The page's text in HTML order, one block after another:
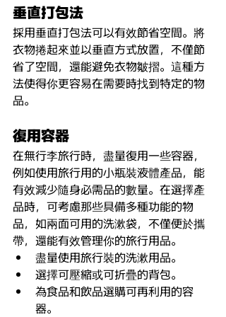
垂直打包法
採用垂直打包法可以有效節省空間。將
衣物捲起來並以垂直方式放置，不僅節
省了空間，還能避免衣物皺摺。這種方
法使得你更容易在需要時找到特定的物
品。
復用容器
在無行李旅行時，盡量復用一些容器，
例如使用旅行用的小瓶裝液體產品，能
有效減少隨身必需品的數量。在選擇產
品時，可考慮那些具備多種功能的物
品，如兩面可用的洗漱袋，不僅便於攜
帶，還能有效管理你的旅行用品。
盡量使用旅行裝的洗漱用品。
選擇可壓縮或可折疊的背包。
為食品和飲品選購可再利用的容
器。